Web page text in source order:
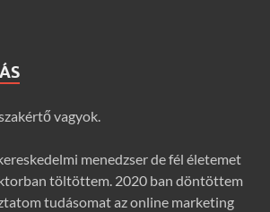
vagyok.
menedzser de fél életemet
töltöttem. 2020 ban döntöttem
tudásomat az online marketing